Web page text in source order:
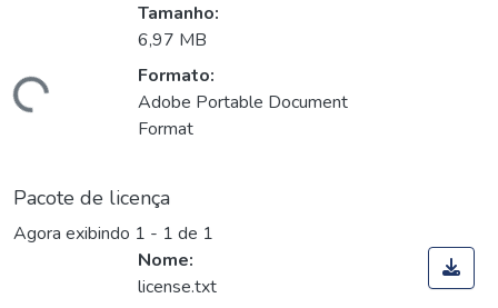
Carregando...
Tamanho:
6,97 MB
Formato:
Adobe Portable Document
Format
Pacote de licença
Agora exibindo 1 - 1 de 1
Nome:
license.txt